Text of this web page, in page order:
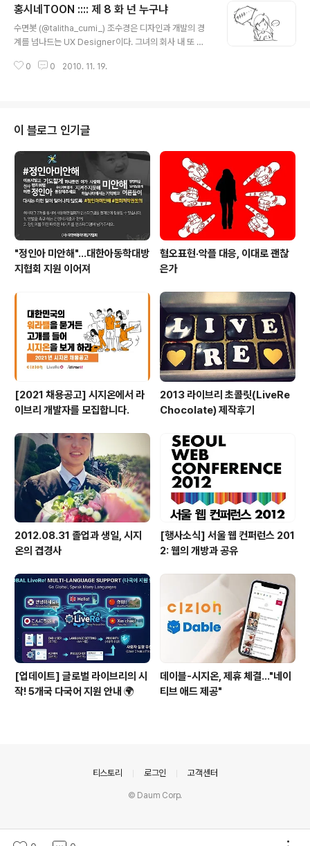
ver.)
홍시네TOON :::: 제 8 화 넌 누구냐
수면봇 (@talitha_cumi_) 조수경은 디자인과 개발의 경
계를 넘나드는 UX Designer이다. 그녀의 회사 내 또 다
'조숙'이라 불리기도. 고양이와 만화를 좋아하고 블로그에
0 0 2010. 11. 19.
이 블로그 인기글
"정인아 미안해"...대한아동학대방
지협회 지원 이어져
혐오표현·악플 대응, 이대로 괜찮
은가
[2021 채용공고] 시지온에서 라
이브리 개발자를 모집합니다.
2013 라이브리 초콜릿(LiveRe
Chocolate) 제작후기
2012.08.31 졸업과 생일, 시지
온의 겹경사
[행사소식] 서울 웹 컨퍼런스 201
2: 웹의 개방과 공유
[업데이트] 글로벌 라이브리의 시
작! 5개국 다국어 지원 안내 🌍
데이블-시지온, 제휴 체결…"네이
티브 애드 제공"
티스토리 로그인 고객센터
© Daum Corp.